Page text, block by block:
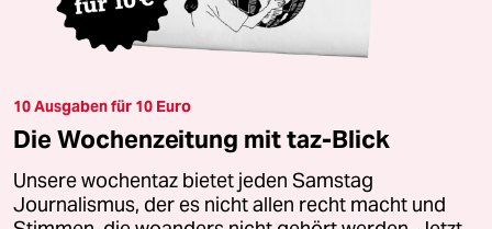
10 Ausgaben für 10 Euro
Die Wochenzeitung mit taz-Blick
Unsere wochentaz bietet jeden Samstag
Journalismus, der es nicht allen recht macht und